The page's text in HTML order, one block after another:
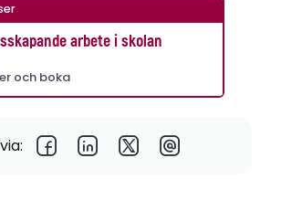
arbete i skolan
och boka